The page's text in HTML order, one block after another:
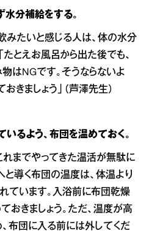
水分補給をする。
みたいと感じる人は、体の水分
とえお風呂から出た後でも、
はNGです。そうならないよ
きましょう」（芦澤先生）
るよう、布団を温めておく。
れまでやってきた温活が無駄に
と導く布団の温度は、体温より
ています。入浴前に布団乾燥
おきましょう。ただ、温度が高
、布団に入る前には外してくだ